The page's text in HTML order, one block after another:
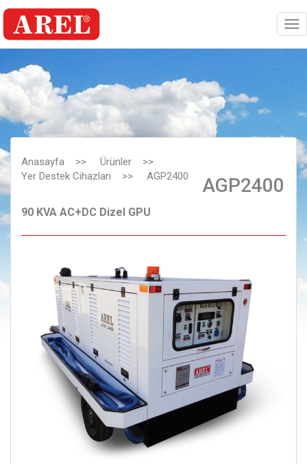
Anasayfa >> Ürünler >>
Yer Destek Cihazları >> AGP2400 AGP2400
90 KVA AC+DC Dizel GPU